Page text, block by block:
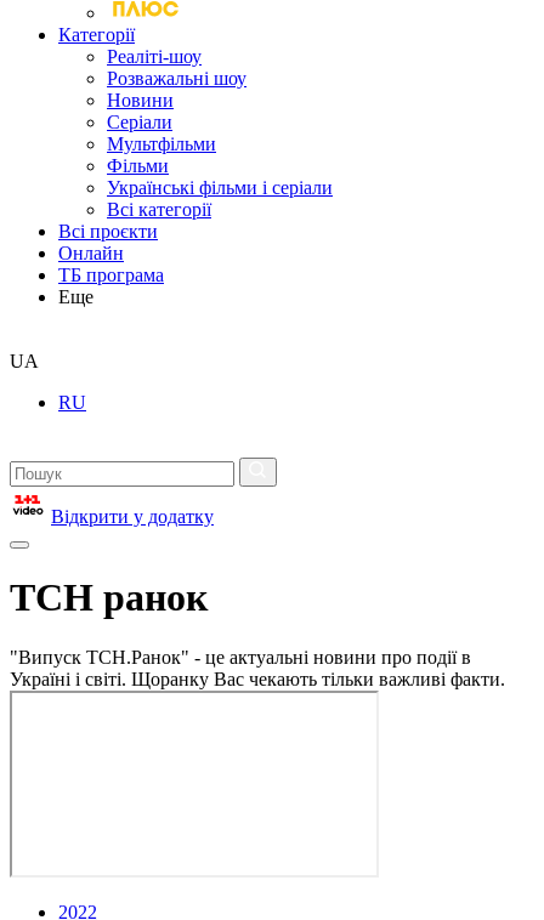
Категорії
Реаліті-шоу
Розважальні шоу
Новини
Серіали
Мультфільми
Фільми
Українські фільми і серіали
Всі категорії
Всі проєкти
Онлайн
ТБ програма
Еще
UA
RU
Відкрити у додатку
ТСН ранок
"Випуск ТСН.Ранок" - це актуальні новини про події в
Україні і світі. Щоранку Вас чекають тільки важливі факти.
2022